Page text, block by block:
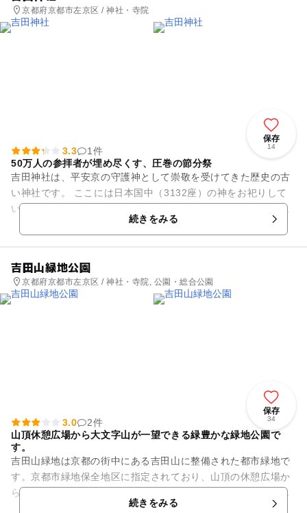
京都府京都市左京区 / 神社・寺院
保存
14
3.3
1件
50万人の参拝者が埋め尽くす、圧巻の節分祭
吉田神社は、平安京の守護神として崇敬を受けてきた歴史の古
い神社です。 ここには日本国中（3132座）の神をお祀りして
いる大元宮があります。重要文化財にも指定されている荘厳雄
続きをみる
吉田山緑地公園
京都府京都市左京区 / 神社・寺院, 公園・総合公園
保存
34
3.0
2件
山頂休憩広場から大文字山が一望できる緑豊かな緑地公園で
す。
吉田山緑地は京都の街中にある吉田山に整備された都市緑地で
す。京都市緑地保全地区に指定されており、山頂の休憩広場か
らは大文字山が一望できます。吉田神社の境内になっている丘
陵地一帯は緑がとても豊富で...続きをみる